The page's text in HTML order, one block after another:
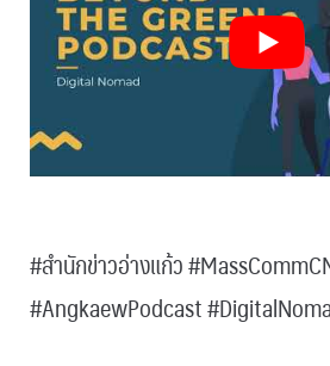
#สำนักข่าวอ่างแก้ว
#AngkaewPodcast